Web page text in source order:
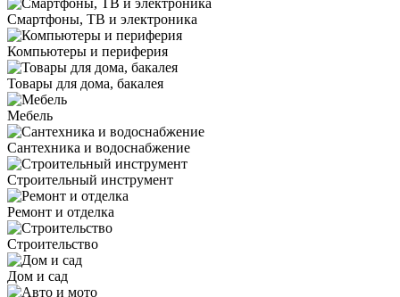
Смартфоны, ТВ и электроника
Компьютеры и периферия
Товары для дома, бакалея
Мебель
Сантехника и водоснабжение
Строительный инструмент
Ремонт и отделка
Строительство
Дом и сад